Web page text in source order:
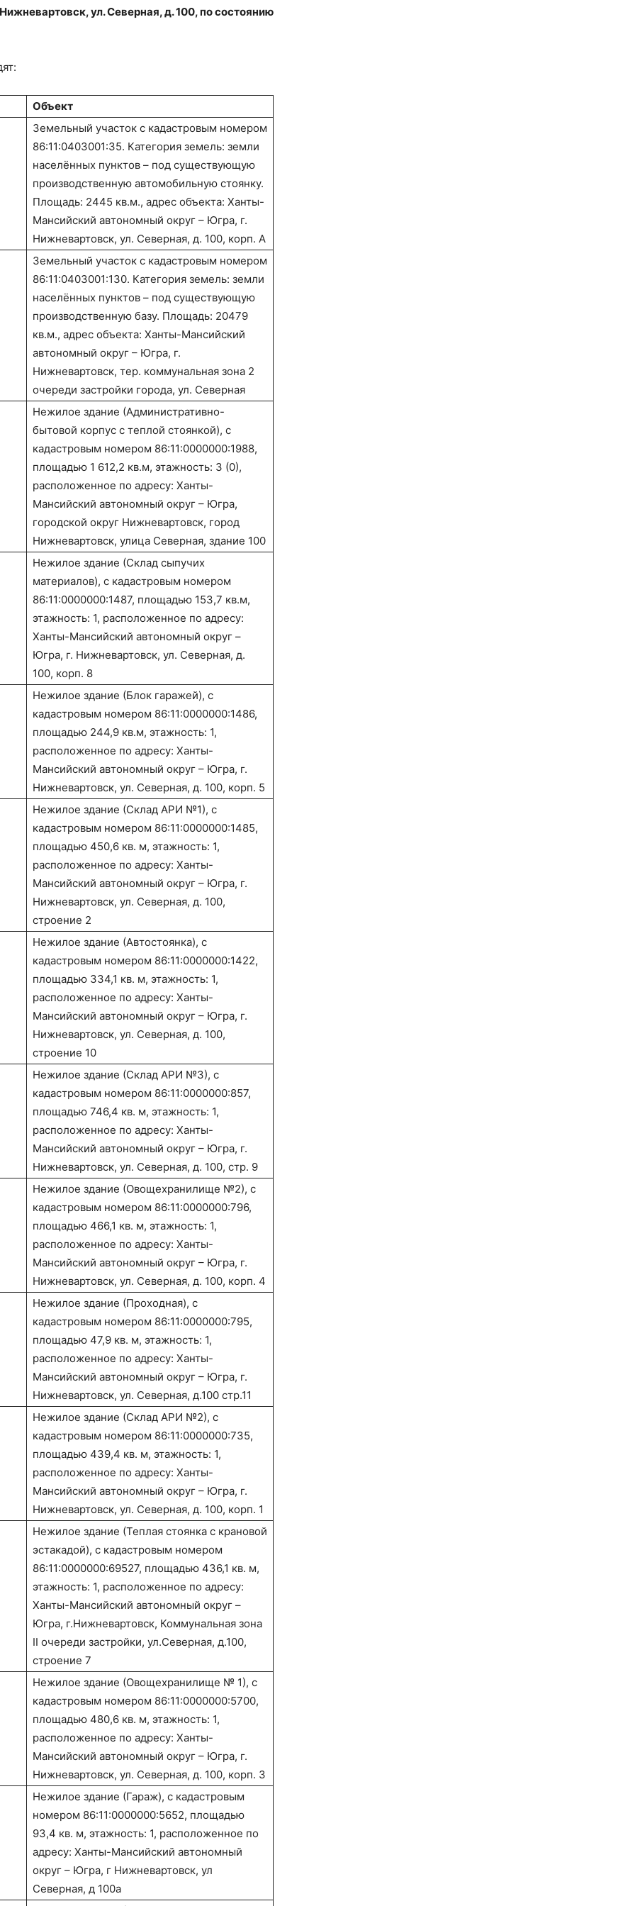
ул. Северная, д. 100, по состоянию
Объект
Земельный участок с кадастровым номером
86:11:0403001:35. Категория земель: земли
населённых пунктов – под существующую
производственную автомобильную стоянку.
Площадь: 2445 кв.м., адрес объекта: Ханты-
Мансийский автономный округ – Югра, г.
Нижневартовск, ул. Северная, д. 100, корп. А
Земельный участок с кадастровым номером
86:11:0403001:130. Категория земель: земли
населённых пунктов – под существующую
производственную базу. Площадь: 20479
кв.м., адрес объекта: Ханты-Мансийский
автономный округ – Югра, г.
Нижневартовск, тер. коммунальная зона 2
очереди застройки города, ул. Северная
Нежилое здание (Административно-
бытовой корпус с теплой стоянкой), с
кадастровым номером 86:11:0000000:1988,
площадью 1 612,2 кв.м, этажность: 3 (0),
расположенное по адресу: Ханты-
Мансийский автономный округ – Югра,
городской округ Нижневартовск, город
Нижневартовск, улица Северная, здание 100
Нежилое здание (Склад сыпучих
материалов), с кадастровым номером
86:11:0000000:1487, площадью 153,7 кв.м,
этажность: 1, расположенное по адресу:
Ханты-Мансийский автономный округ –
Югра, г. Нижневартовск, ул. Северная, д.
100, корп. 8
Нежилое здание (Блок гаражей), с
кадастровым номером 86:11:0000000:1486,
площадью 244,9 кв.м, этажность: 1,
расположенное по адресу: Ханты-
Мансийский автономный округ – Югра, г.
Нижневартовск, ул. Северная, д. 100, корп. 5
Нежилое здание (Склад АРИ №1), с
кадастровым номером 86:11:0000000:1485,
площадью 450,6 кв. м, этажность: 1,
расположенное по адресу: Ханты-
Мансийский автономный округ – Югра, г.
Нижневартовск, ул. Северная, д. 100,
строение 2
Нежилое здание (Автостоянка), с
кадастровым номером 86:11:0000000:1422,
площадью 334,1 кв. м, этажность: 1,
расположенное по адресу: Ханты-
Мансийский автономный округ – Югра, г.
Нижневартовск, ул. Северная, д. 100,
строение 10
Нежилое здание (Склад АРИ №3), с
кадастровым номером 86:11:0000000:857,
площадью 746,4 кв. м, этажность: 1,
расположенное по адресу: Ханты-
Мансийский автономный округ – Югра, г.
Нижневартовск, ул. Северная, д. 100, стр. 9
Нежилое здание (Овощехранилище №2), с
кадастровым номером 86:11:0000000:796,
площадью 466,1 кв. м, этажность: 1,
расположенное по адресу: Ханты-
Мансийский автономный округ – Югра, г.
Нижневартовск, ул. Северная, д. 100, корп. 4
Нежилое здание (Проходная), с
кадастровым номером 86:11:0000000:795,
площадью 47,9 кв. м, этажность: 1,
расположенное по адресу: Ханты-
Мансийский автономный округ – Югра, г.
Нижневартовск, ул. Северная, д.100 стр.11
Нежилое здание (Склад АРИ №2), с
кадастровым номером 86:11:0000000:735,
площадью 439,4 кв. м, этажность: 1,
расположенное по адресу: Ханты-
Мансийский автономный округ – Югра, г.
Нижневартовск, ул. Северная, д. 100, корп. 1
Нежилое здание (Теплая стоянка с крановой
эстакадой), с кадастровым номером
86:11:0000000:69527, площадью 436,1 кв. м,
этажность: 1, расположенное по адресу:
Ханты-Мансийский автономный округ –
Югра, г.Нижневартовск, Коммунальная зона
II очереди застройки, ул.Северная, д.100,
строение 7
Нежилое здание (Овощехранилище № 1), с
кадастровым номером 86:11:0000000:5700,
площадью 480,6 кв. м, этажность: 1,
расположенное по адресу: Ханты-
Мансийский автономный округ – Югра, г.
Нижневартовск, ул. Северная, д. 100, корп. 3
Нежилое здание (Гараж), с кадастровым
номером 86:11:0000000:5652, площадью
93,4 кв. м, этажность: 1, расположенное по
адресу: Ханты-Мансийский автономный
округ – Югра, г Нижневартовск, ул
Северная, д 100а